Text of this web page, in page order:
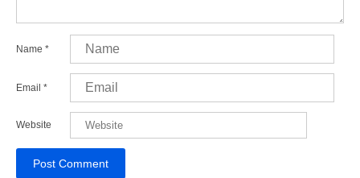
Name *
Email *
Website